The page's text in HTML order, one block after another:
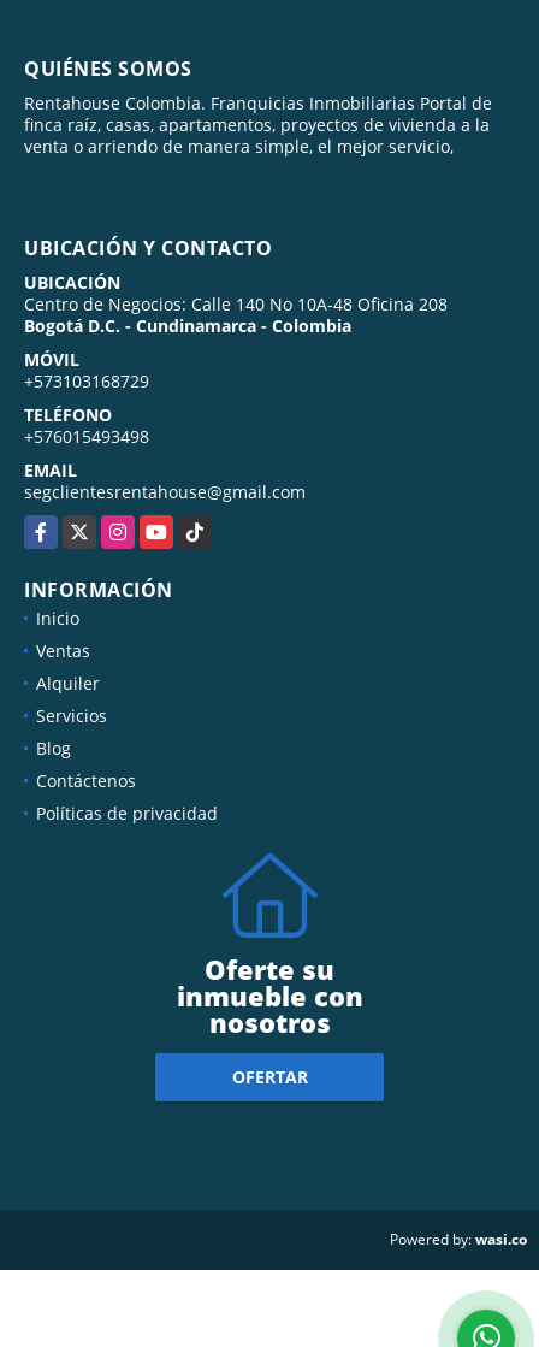
QUIÉNES SOMOS
Rentahouse Colombia. Franquicias Inmobiliarias Portal de
finca raíz, casas, apartamentos, proyectos de vivienda a la
venta o arriendo de manera simple, el mejor servicio,
UBICACIÓN Y CONTACTO
UBICACIÓN
Centro de Negocios: Calle 140 No 10A-48 Oficina 208
Bogotá D.C. - Cundinamarca - Colombia
MÓVIL
+573103168729
TELÉFONO
+576015493498
EMAIL
segclientesrentahouse@gmail.com
Facebook
X InstagramYouTubeTikTok
INFORMACIÓN
Inicio
Ventas
Alquiler
Servicios
Blog
Contáctenos
Políticas de privacidad
Oferte su
inmueble con
nosotros
OFERTAR
Powered by:wasi.co